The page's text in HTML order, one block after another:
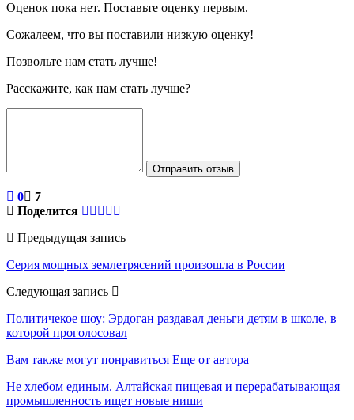
Оценок пока нет. Поставьте оценку первым.
Сожалеем, что вы поставили низкую оценку!
Позвольте нам стать лучше!
Расскажите, как нам стать лучше?
Отправить отзыв
0
7
Поделится
Предыдущая запись
Серия мощных землетрясений произошла в России
Следующая запись
Политичекое шоу: Эрдоган раздавал деньги детям в школе, в
которой проголосовал
Вам также могут понравиться Еще от автора
Не хлебом единым. Алтайская пищевая и перерабатывающая
промышленность ищет новые ниши